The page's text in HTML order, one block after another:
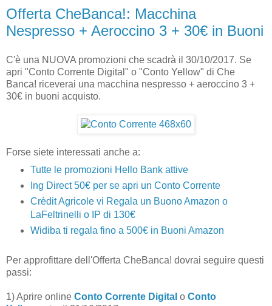
Offerta CheBanca!: Macchina
Nespresso + Aeroccino 3 + 30€ in Buoni
C'è una NUOVA promozioni che scadrà il 30/10/2017. Se
apri "Conto Corrente Digital" o "Conto Yellow" di Che
Banca! riceverai una macchina nespresso + aeroccino 3 +
30€ in buoni acquisto.
Forse siete interessati anche a:
Tutte le promozioni Hello Bank attive
Ing Direct 50€ per se apri un Conto Corrente
Crèdit Agricole vi Regala un Buono Amazon o
LaFeltrinelli o IP di 130€
Widiba ti regala fino a 500€ in Buoni Amazon
Per approfittare dell'Offerta CheBanca! dovrai seguire questi
passi:
1) Aprire online Conto Corrente Digital o Conto